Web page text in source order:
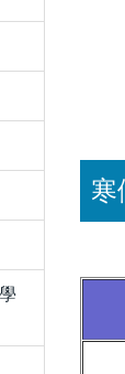
寒